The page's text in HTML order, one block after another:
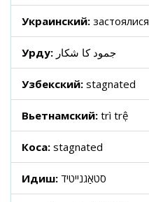
Украинский: застоялися
Урду: جمود کا شکار
Узбекский: stagnated
Вьетнамский: trì trệ
Коса: stagnated
Идиш: סטאַגנייטיד